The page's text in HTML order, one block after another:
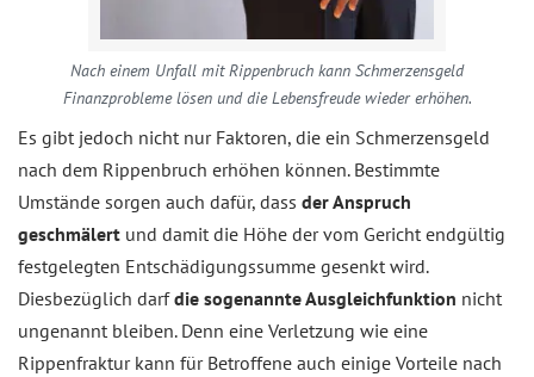
Nach einem Unfall mit Rippenbruch kann Schmerzensgeld
Finanzprobleme lösen und die Lebensfreude wieder erhöhen.
Es gibt jedoch nicht nur Faktoren, die ein Schmerzensgeld
nach dem Rippenbruch erhöhen können. Bestimmte
Umstände sorgen auch dafür, dass der Anspruch
geschmälert und damit die Höhe der vom Gericht endgültig
festgelegten Entschädigungssumme gesenkt wird.
Diesbezüglich darfdie sogenannte Ausgleichfunktion nicht
ungenannt bleiben. Denn eine Verletzung wie eine
Rippenfraktur kann für Betroffene auch einige Vorteile nach